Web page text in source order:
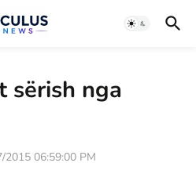
sërish nga
2015 06:59:00 PM